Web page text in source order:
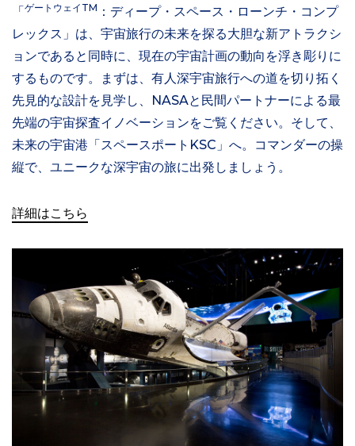
「ゲートウェイTM ：ディープ・スペース・ローンチ・コンプ
レックス」は、宇宙旅行の未来を探る大胆な新アトラクシ
ョンであると同時に、現在の宇宙計画の動向を浮き彫りに
するものです。まずは、有人深宇宙旅行への道を切り拓く
先見的な設計を見学し、NASAと民間パートナーによる最
先端の宇宙探査イノベーションをご覧ください。そして、
未来の宇宙港「スペースポートKSC」へ。コマンダーの操
縦で、ユニークな深宇宙の旅に出発しましょう。
詳細はこちら